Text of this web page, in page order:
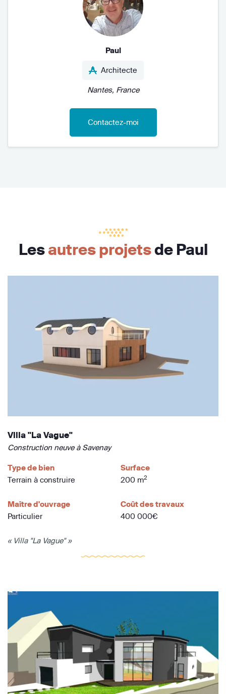
Paul
Architecte
Nantes, France
Contactez-moi
Lesautres projetsde Paul
Villa "La Vague"
Construction neuve à Savenay
Type de bien
Terrain à construire
Surface
200 m2
Maître d'ouvrage
Particulier
Coût des travaux
400 000€
« Villa "La Vague" »